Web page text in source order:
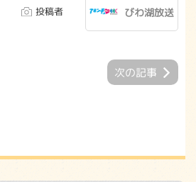
投稿者 びわ湖放送
次の記事